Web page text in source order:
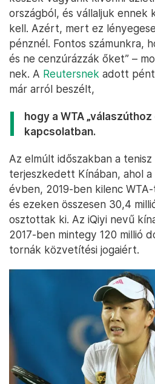
országból, és vállaljuk ennek
kell. Azért, mert ez
pénznél. Fontos számunkra,
és ne cenzúrázzák őket” –
nek. A Reutersnek adott
már arról beszélt,
hogy a WTA
kapcsolatban.
Az elmúlt időszakban a
terjeszkedett Kínában, ahol
évben, 2019-ben kilenc
és ezeken összesen 30,4
osztottak ki. Az iQiyi nevű
2017-ben mintegy 120 millió
tornák közvetítési jogaiért.